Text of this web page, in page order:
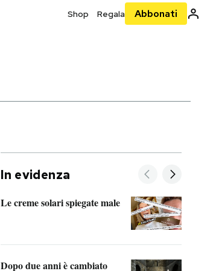
Shop Regala Abbonati
In evidenza
Le creme solari spiegate male
Dopo due anni è cambiato